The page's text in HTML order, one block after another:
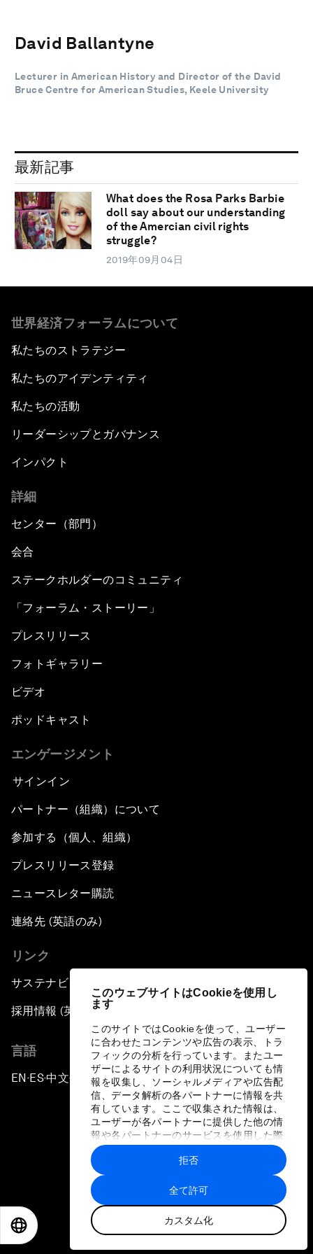
このウェブサイトはCookieを使用し
ます
このサイトではCookieを使って、ユーザー
に合わせたコンテンツや広告の表示、トラ
フィックの分析を行っています。またユー
ザーによるサイトの利用状況についても情
報を収集し、ソーシャルメディアや広告配
信、データ解析の各パートナーに情報を共
有しています。ここで収集された情報は、
ユーザーが各パートナーに提供した他の情
報や各パートナーのサービスを使用した際
に収集された情報と組み合わされ、各パー
トナーによって使用されることがありま
す。
全て許可
カスタム化
拒否
David Ballantyne
Lecturer in American History and Director of the David
Bruce Centre for American Studies, Keele University
最新記事
What does the Rosa Parks Barbie
doll say about our understanding
of the Amercian civil rights
struggle?
2019年09月04日
世界経済フォーラムについて
私たちのストラテジー
私たちのアイデンティティ
私たちの活動
リーダーシップとガバナンス
インパクト
詳細
センター（部門）
会合
ステークホルダーのコミュニティ
「フォーラム・ストーリー」
プレスリリース
フォトギャラリー
ビデオ
ポッドキャスト
エンゲージメント
サインイン
パートナー（組織）について
参加する（個人、組織）
プレスリリース登録
ニュースレター購読
連絡先 (英語のみ)
リンク
サステナビリティへの取り組み
採用情報 (英語のみ)
言語
EN ▪ ES▪中文▪ 日本語
プライバシーポリシーと利用規約
サイトマップ
©
世界経済フォーラム